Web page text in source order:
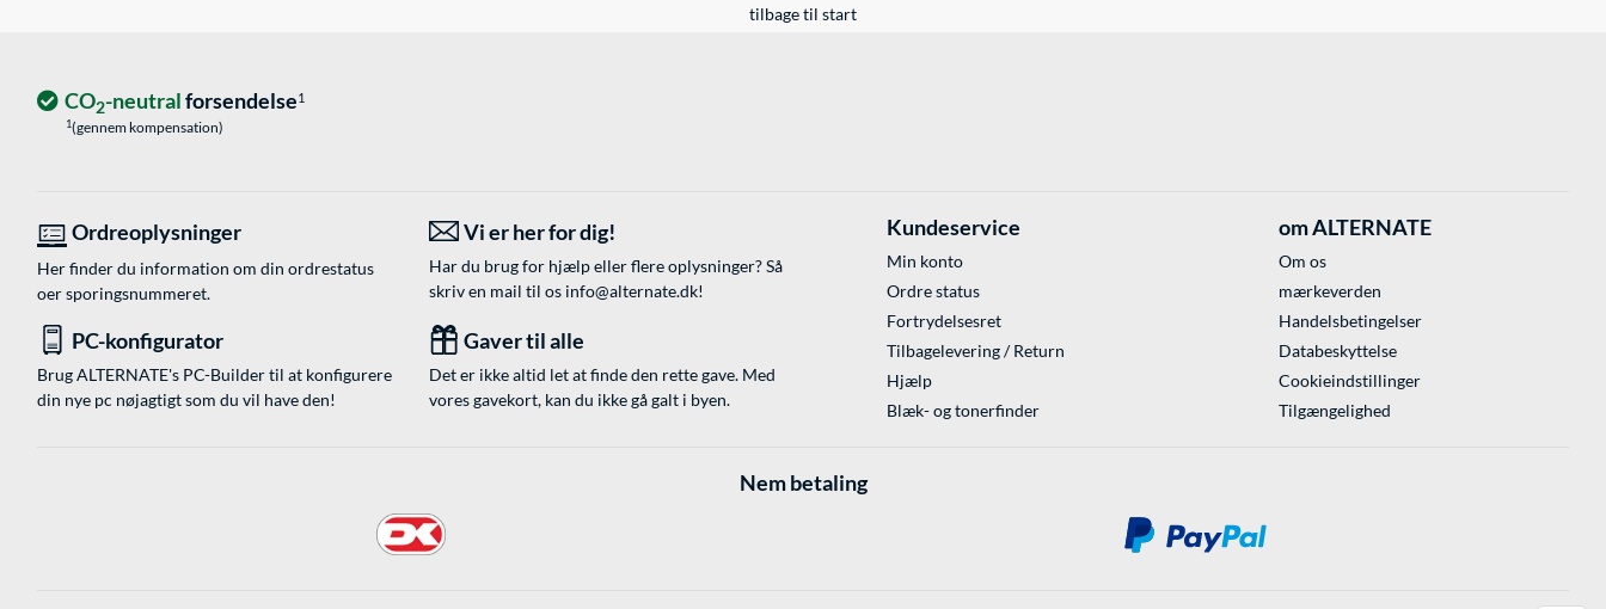
tilbage til start
CO2-neutralforsendelse1
1(gennem kompensation)
Ordreoplysninger
Her finder du information om din ordrestatus
oer sporingsnummeret.
Vi er her for dig!
Har du brug for hjælp eller flere oplysninger? Så
skriv en mail til os info@alternate.dk!
PC-konfigurator
Brug ALTERNATE's PC-Builder til at konfigurere
din nye pc nøjagtigt som du vil have den!
Gaver til alle
Det er ikke altid let at finde den rette gave. Med
vores gavekort, kan du ikke gå galt i byen.
Kundeservice
Min konto
Ordre status
Fortrydelsesret
Tilbagelevering / Return
Hjælp
Blæk- og tonerfinder
om ALTERNATE
Om os
mærkeverden
Handelsbetingelser
Databeskyttelse
Cookieindstillinger
Tilgængelighed
Nem betaling